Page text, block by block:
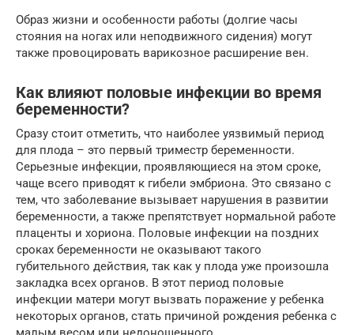
Образ жизни и особенности работы (долгие часы
стояния на ногах или неподвижного сидения) могут
также провоцировать варикозное расширение вен.
Как влияют половые инфекции во время
беременности?
Сразу стоит отметить, что наиболее уязвимый период
для плода – это первый триместр беременности.
Серьезные инфекции, проявляющиеся на этом сроке,
чаще всего приводят к гибели эмбриона. Это связано с
тем, что заболевание вызывает нарушения в развитии
беременности, а также препятствует нормальной работе
плаценты и хориона. Половые инфекции на поздних
сроках беременности не оказывают такого
губительного действия, так как у плода уже произошла
закладка всех органов. В этот период половые
инфекции матери могут вызвать поражение у ребенка
некоторых органов, стать причиной рождения ребенка с